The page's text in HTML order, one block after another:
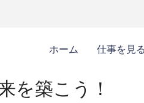
ホーム 仕事を見る
を築こう！